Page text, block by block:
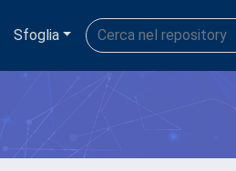
Sfoglia